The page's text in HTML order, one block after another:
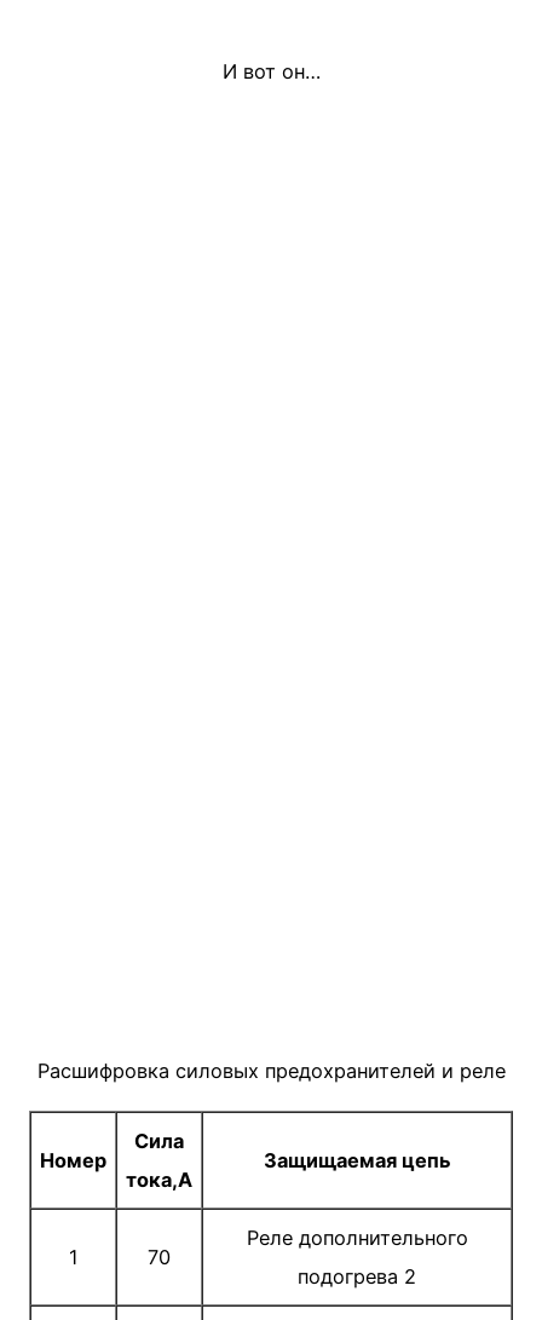
И вот он…
Расшифровка силовых предохранителей и реле
Номер
Сила
тока,А
Защищаемая цепь
1 70
Реле дополнительного
подогрева 2